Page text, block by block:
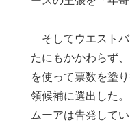
そしてウエストバ
たにもかかわらず
を使って票数を塗
領候補に選出した
ムーアは告発してい